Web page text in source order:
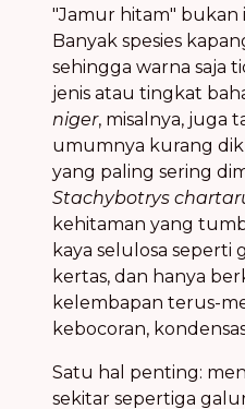
"Jamur hitam" bukan
Banyak spesies
sehingga warna saja
jenis atau tingkat
niger, misalnya, juga
umumnya kurang
yang paling sering
Stachybotrys
kehitaman yang
kaya selulosa seperti
kertas, dan hanya
kelembapan terus-
kebocoran,
Satu hal penting:
sekitar sepertiga